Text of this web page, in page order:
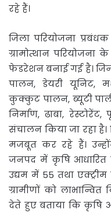
रहे हैं।
जिला परियोजना
ग्रामोत्थान
फेडरेशन बनाई गई है।
पालन, डेयरी यूनिट,
कुक्कुट पालन, ब्यूटी
निर्माण, ढाबा,
संचालन किया जा रहा
मजबूत कर रहे हैं।
जनपद में कृषि आधारित
उद्यम में 55 तथा
ग्रामीणों को
देते हुए बताया कि कृषि